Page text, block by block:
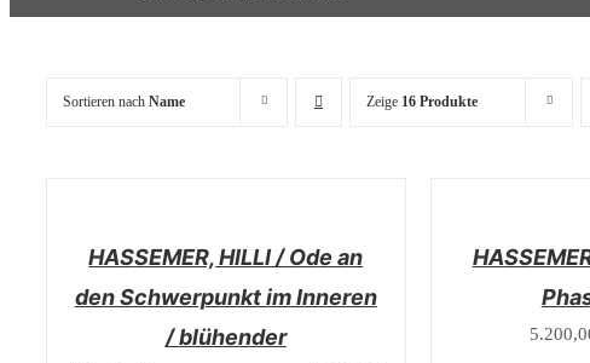
Sortieren nach Name Zeige 16 Produkte
HASSEMER, HILLI / Ode an
den Schwerpunkt im Inneren
/ blühender